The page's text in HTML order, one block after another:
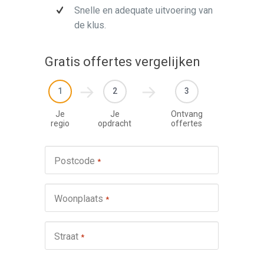
Snelle en adequate uitvoering van
de klus.
Gratis offertes vergelijken
1
Je
regio
2
Je
opdracht
3
Ontvang
offertes
Postcode *
Woonplaats *
Straat *